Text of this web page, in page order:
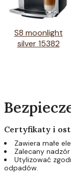
S8 moonlight
silver 15382
Certyfikaty i
Zawiera małe
Zalecany
Utylizować
odpadów.